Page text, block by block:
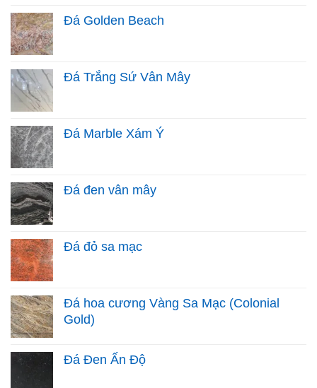
Đá Golden Beach
Đá Trắng Sứ Vân Mây
Đá Marble Xám Ý
Đá đen vân mây
Đá đỏ sa mạc
Đá hoa cương Vàng Sa Mạc (Colonial
Gold)
Đá Đen Ấn Độ